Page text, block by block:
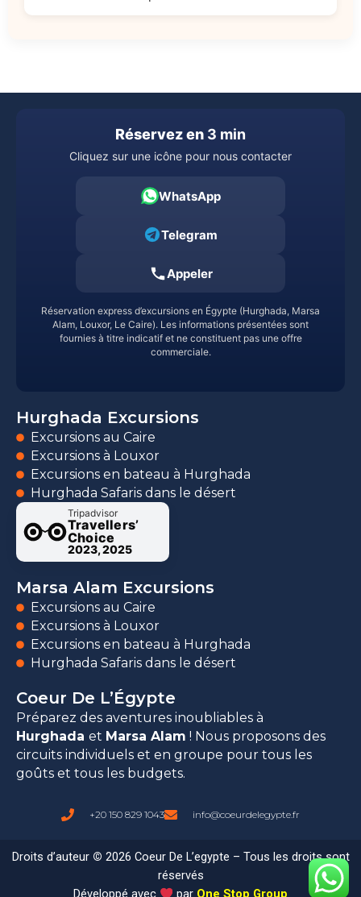
Réservez en 3 min
Cliquez sur une icône pour nous contacter
WhatsApp
Telegram
Appeler
Réservation express d’excursions en Égypte (Hurghada, Marsa
Alam, Louxor, Le Caire). Les informations présentées sont
fournies à titre indicatif et ne constituent pas une offre
commerciale.
Hurghada Excursions
Excursions au Caire
Excursions à Louxor
Excursions en bateau à Hurghada
Hurghada Safaris dans le désert
Tripadvisor
Travellers’
Choice
2023, 2025
Marsa Alam Excursions
Excursions au Caire
Excursions à Louxor
Excursions en bateau à Hurghada
Hurghada Safaris dans le désert
Coeur De L’Égypte
Préparez des aventures inoubliables à
Hurghada et Marsa Alam ! Nous proposons des
circuits individuels et en groupe pour tous les
goûts et tous les budgets.
+20 150 829 1043 info@coeurdelegypte.fr
Droits d’auteur © 2026 Coeur De L’egypte – Tous les droits sont
réservés